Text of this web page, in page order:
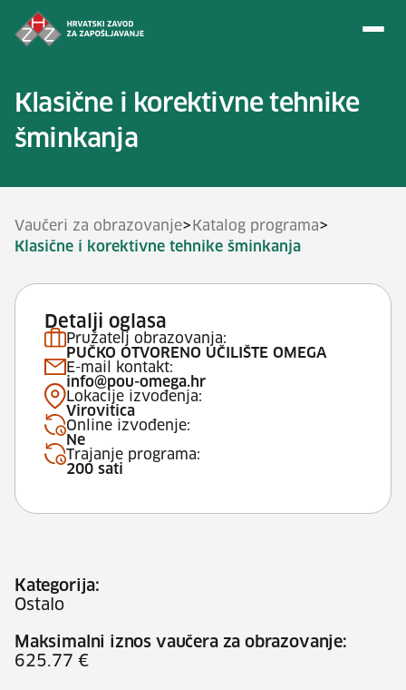
Klasične i korektivne tehnike
šminkanja
Vaučeri za obrazovanje> Katalog programa>
Klasične i korektivne tehnike šminkanja
Detalji oglasa
Pružatelj obrazovanja:
PUČKO OTVORENO UČILIŠTE OMEGA
E-mail kontakt:
info@pou-omega.hr
Lokacije izvođenja:
Virovitica
Online izvođenje:
Ne
Trajanje programa:
200 sati
Kategorija:
Ostalo
Maksimalni iznos vaučera za obrazovanje:
625.77 €